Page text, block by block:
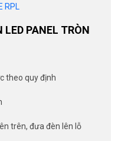
RPL
PANEL TRÒN
theo quy định
trên, đưa đèn lên lỗ